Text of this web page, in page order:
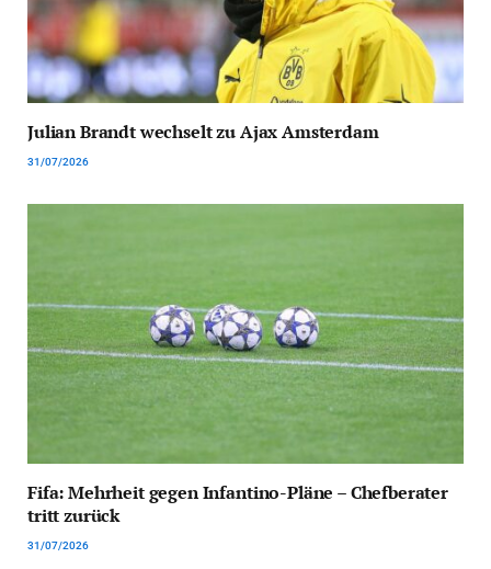
Julian Brandt wechselt zu Ajax Amsterdam
31/07/2026
Fifa: Mehrheit gegen Infantino-Pläne – Chefberater
tritt zurück
31/07/2026